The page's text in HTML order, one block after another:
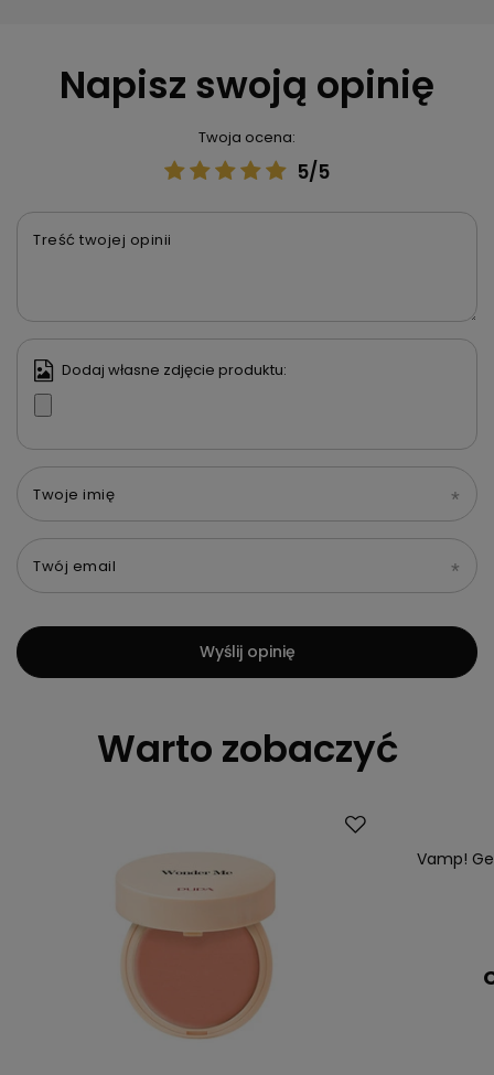
Napisz swoją opinię
Twoja ocena:
5/5
Treść twojej opinii
Dodaj własne zdjęcie produktu:
Twoje imię
Twój email
Wyślij opinię
Warto zobaczyć
Vamp!